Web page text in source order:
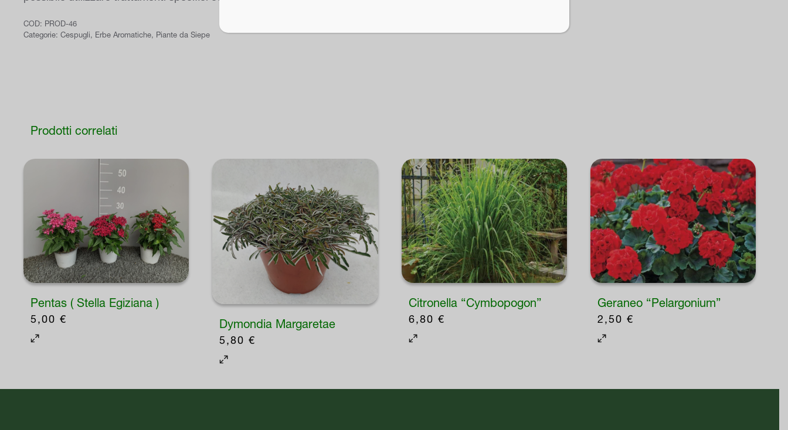
COD: PROD-46
Categorie: Cespugli, Erbe Aromatiche, Piante da Siepe
Prodotti correlati
Pentas ( Stella Egiziana )
5,00 € Dymondia Margaretae
5,80€
Citronella “Cymbopogon”
6,80 €
Geraneo “Pelargonium”
2,50 €
Questo
più